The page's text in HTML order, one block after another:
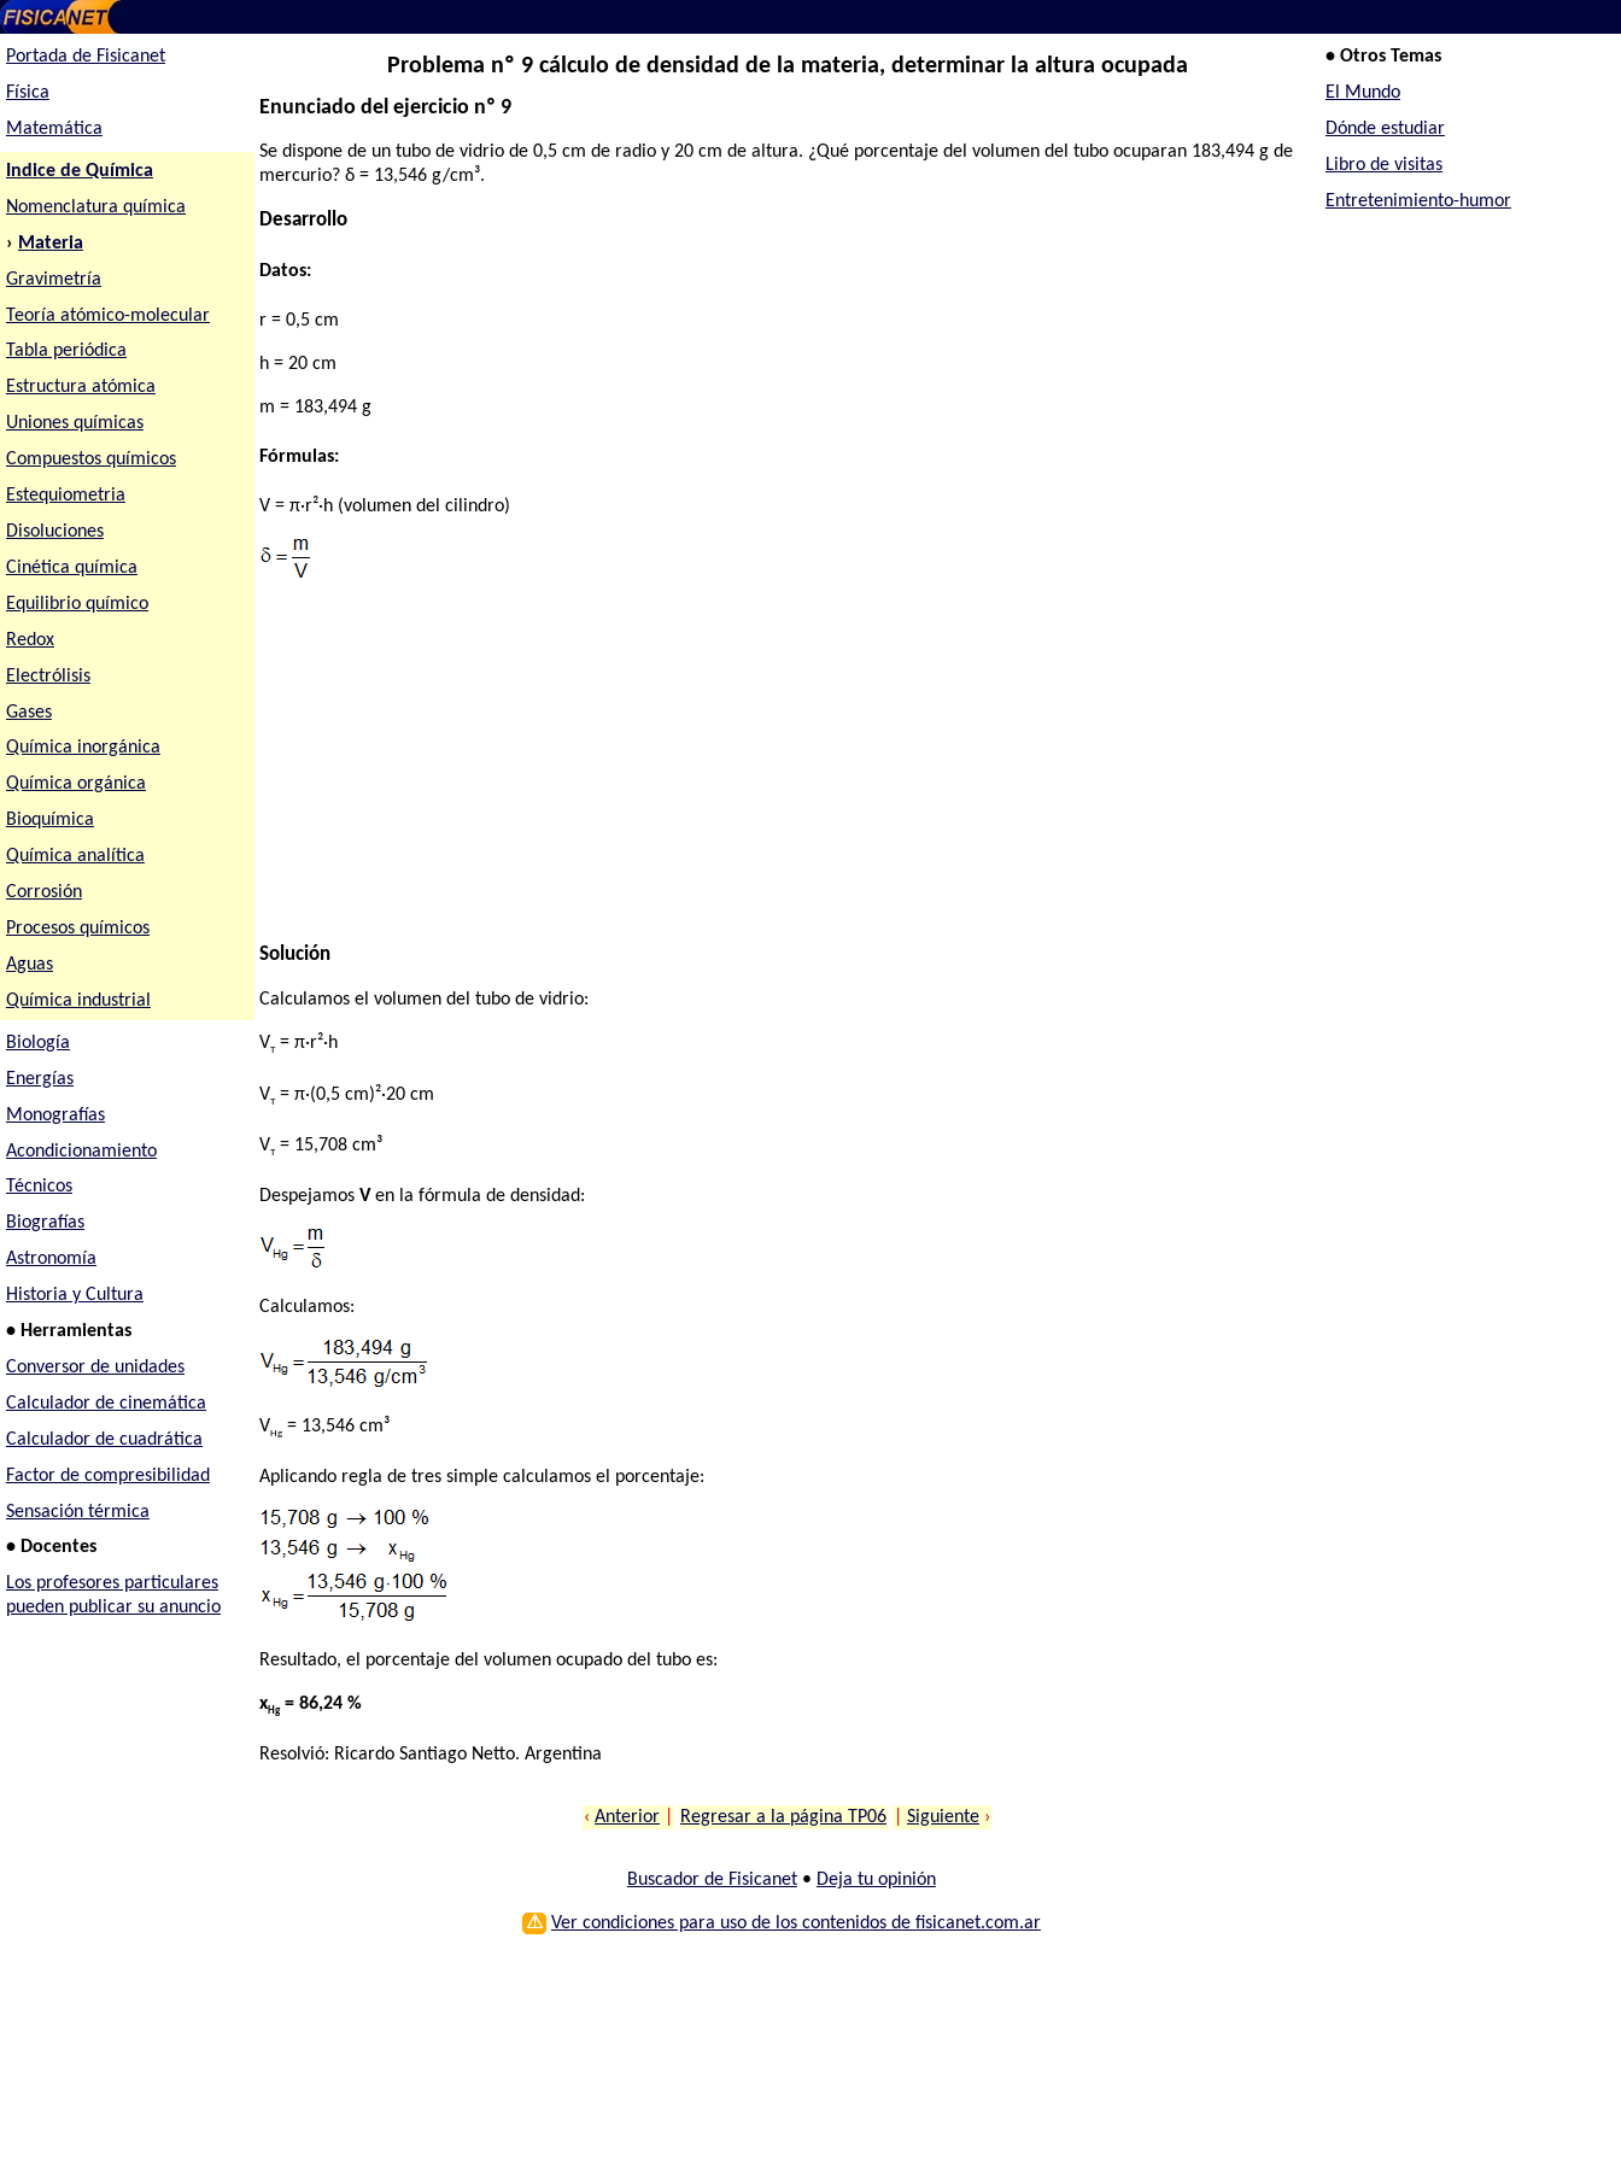
Portada de Fisicanet
Física
Matemática
Indice de Química
Nomenclatura química
› Materia
Gravimetría
Teoría atómico-molecular
Tabla periódica
Estructura atómica
Uniones químicas
Compuestos químicos
Estequiometria
Disoluciones
Cinética química
Equilibrio químico
Redox
Electrólisis
Gases
Química inorgánica
Química orgánica
Bioquímica
Química analítica
Corrosión
Procesos químicos
Aguas
Química industrial
Biología
Energías
Monografías
Acondicionamiento
Técnicos
Biografías
Astronomía
Historia y Cultura
• Herramientas
Conversor de unidades
Calculador de cinemática
Calculador de cuadrática
Factor de compresibilidad
Sensación térmica
• Docentes
Los profesores particulares
pueden publicar su anuncio
Problema nº 9 cálculo de densidad de la materia, determinar la altura ocupada
Enunciado del ejercicio nº 9
Se dispone de un tubo de vidrio de 0,5 cm de radio y 20 cm de altura. ¿Qué porcentaje del volumen del tubo ocuparan 183,494 g de
mercurio? δ = 13,546 g/cm³.
Desarrollo
Datos:
r = 0,5 cm
h = 20 cm
m = 183,494 g
Fórmulas:
V = π·r²·h (volumen del cilindro)
Solución
Calculamos el volumen del tubo de vidrio:
VT= π·r²·h
VT= π·(0,5 cm)²·20 cm
VT= 15,708 cm³
DespejamosV en la fórmula de densidad:
Calculamos:
VHg = 13,546 cm³
Aplicando regla de tres simple calculamos el porcentaje:
Resultado, el porcentaje del volumen ocupado del tubo es:
xHg= 86,24 %
Resolvió: Ricardo Santiago Netto. Argentina
‹ Anterior Regresar a la página TP06 Siguiente ›
Buscador de Fisicanet• Deja tu opinión
⚠ Ver condiciones para uso de los contenidos de fisicanet.com.ar
• Otros Temas
El Mundo
Dónde estudiar
Libro de visitas
Entretenimiento-humor